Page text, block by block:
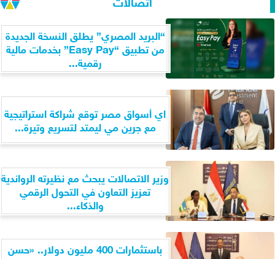
“البريد المصري” يطلق النسخة الجديدة
من تطبيق “Easy Pay” بخدمات مالية
رقمية...
اي أسواق مصر توقع شراكة استراتيجية
مع جرين مي ليمتد لتسريع وتيرة...
وزير الاتصالات يبحث مع نظيرته الرواندية
تعزيز التعاون في التحول الرقمي
والذكاء...
باستثمارات 400 مليون دولار.. «حسن